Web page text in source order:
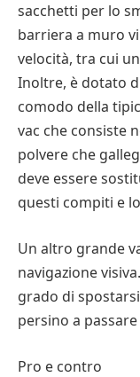
sacchetti per lo
barriera a muro
velocità, tra cui
Inoltre, è dotato
comodo della
vac che consiste
polvere che
deve essere
questi compiti e
Un altro grande
navigazione
grado di
persino a
Pro e contro